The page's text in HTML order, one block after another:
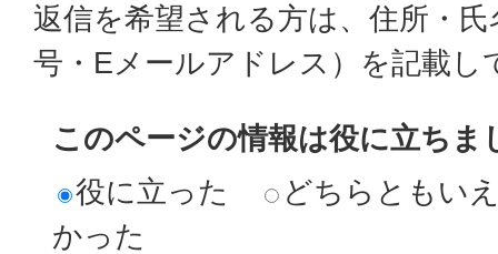
返信を希望される方は、住所・
号・Eメールアドレス）を記載し
このページの情報は役に立ちま
役に立った
どちらともい
かった